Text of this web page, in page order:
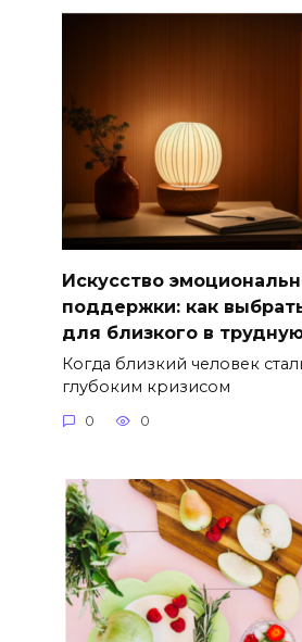
Искусство
поддержки: как
для близкого в
Когда близкий человек
глубоким кризисом
0 0